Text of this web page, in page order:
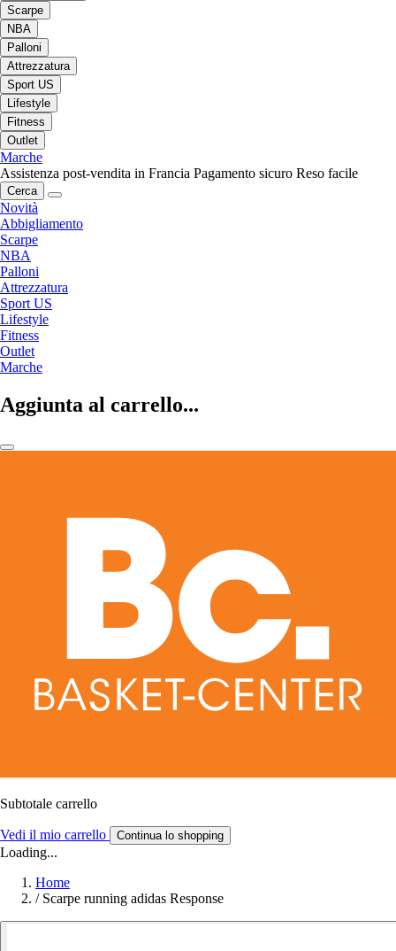
Scarpe
NBA
Palloni
Attrezzatura
Sport US
Lifestyle
Fitness
Outlet
Marche
Assistenza post-vendita in Francia Pagamento sicuro Reso facile
Cerca
Novità
Abbigliamento
Scarpe
NBA
Palloni
Attrezzatura
Sport US
Lifestyle
Fitness
Outlet
Marche
Aggiunta al carrello...
Subtotale carrello
Vedi il mio carrello Continua lo shopping
Loading...
Home
/ Scarpe running adidas Response